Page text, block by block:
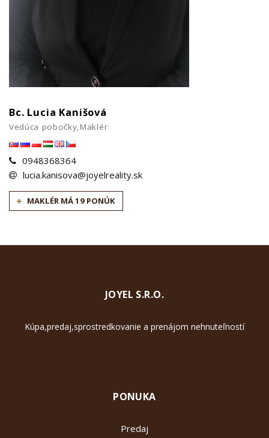
Bc. Lucia Kanišová
Vedúca pobočky,Maklér
0948368364
lucia.kanisova@joyelreality.sk
MAKLÉR MÁ 19 PONÚK
JOYEL S.R.O.
Kúpa,predaj,sprostredkovanie a prenájom nehnuteľností
PONUKA
Predaj